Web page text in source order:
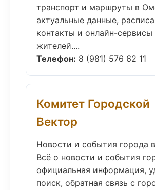
транспорт и маршруты в
актуальные данные,
контакты и онлайн-сервисы
жителей....
Телефон: 8 (981) 576 62 11
Комитет Городской
Вектор
Новости и события города
Всё о новости и события
официальная информация,
поиск, обратная связь с